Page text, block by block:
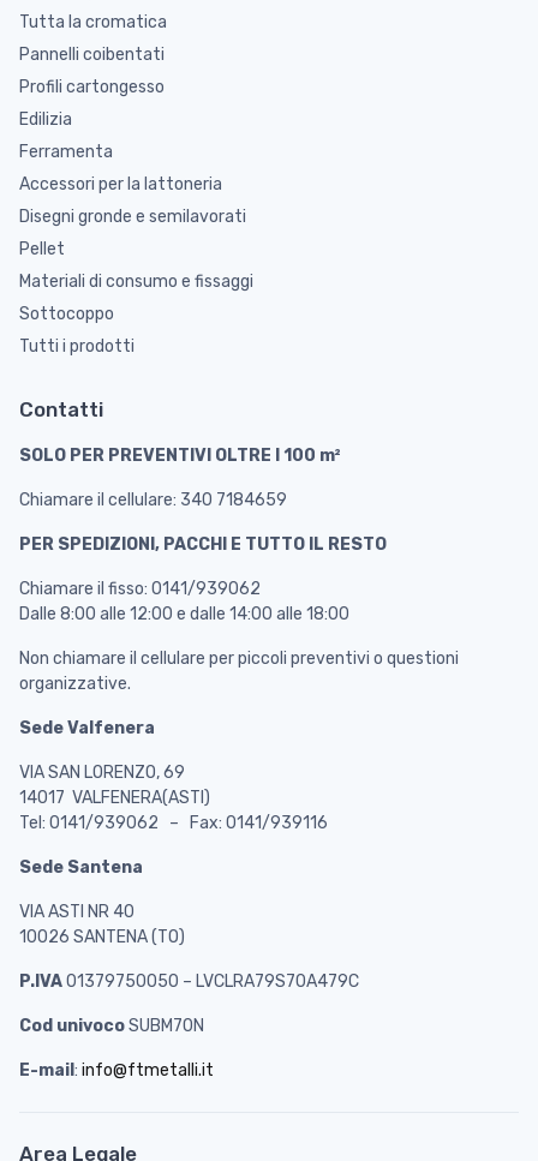
Tutta la cromatica
Pannelli coibentati
Profili cartongesso
Edilizia
Ferramenta
Accessori per la lattoneria
Disegni gronde e semilavorati
Pellet
Materiali di consumo e fissaggi
Sottocoppo
Tutti i prodotti
Contatti
SOLO PER PREVENTIVI OLTRE I 100 m²
Chiamare il cellulare: 340 7184659
PER SPEDIZIONI, PACCHI E TUTTO IL RESTO
Chiamare il fisso: 0141/939062
Dalle 8:00 alle 12:00 e dalle 14:00 alle 18:00
Non chiamare il cellulare per piccoli preventivi o questioni
organizzative.
Sede Valfenera
VIA SAN LORENZO, 69
14017 VALFENERA(ASTI)
Tel: 0141/939062 – Fax: 0141/939116
Sede Santena
VIA ASTI NR 40
10026 SANTENA (TO)
P.IVA01379750050 – LVCLRA79S70A479C
Cod univocoSUBM70N
E-mail : info@ftmetalli.it
Area Legale